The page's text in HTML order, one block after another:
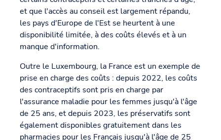
et que l'accès au conseil est largement répandu,
les pays d'Europe de l'Est se heurtent à une
disponibilité limitée, à des coûts élevés et à un
manque d'information.
Outre le Luxembourg, la France est un exemple de
prise en charge des coûts : depuis 2022, les coûts
des contraceptifs sont pris en charge par
l'assurance maladie pour les femmes jusqu'à l'âge
de 25 ans, et depuis 2023, les préservatifs sont
également disponibles gratuitement dans les
pharmacies pour les Français jusqu'à l'âge de 25